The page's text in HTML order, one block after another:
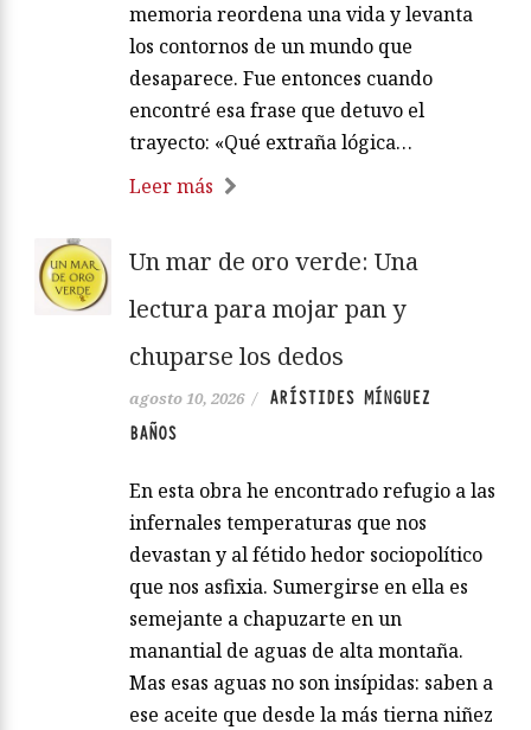
memoria reordena una vida y levanta
los contornos de un mundo que
desaparece. Fue entonces cuando
encontré esa frase que detuvo el
trayecto: «Qué extraña lógica…
Leer más
Un mar de oro verde: Una
lectura para mojar pan y
chuparse los dedos
agosto 10, 2026 /
ARÍSTIDES MÍNGUEZ
BAÑOS
En esta obra he encontrado refugio a las
infernales temperaturas que nos
devastan y al fétido hedor sociopolítico
que nos asfixia. Sumergirse en ella es
semejante a chapuzarte en un
manantial de aguas de alta montaña.
Mas esas aguas no son insípidas: saben a
ese aceite que desde la más tierna niñez